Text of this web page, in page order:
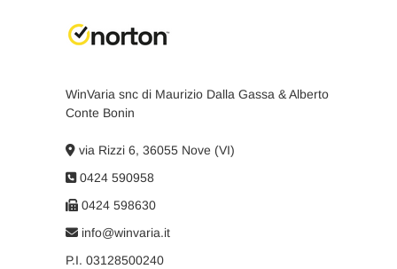
WinVaria snc di Maurizio Dalla Gassa & Alberto
Conte Bonin
via Rizzi 6, 36055 Nove (VI)
0424 590958
0424 598630
info@winvaria.it
P.I. 03128500240